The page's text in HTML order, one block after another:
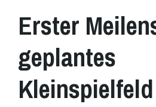
Erster
geplantes